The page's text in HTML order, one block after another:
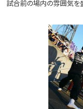
試合前の場内の雰囲気を